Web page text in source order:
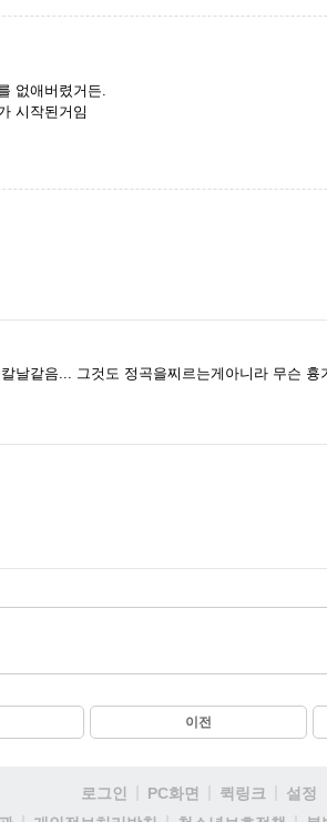
없애버렸거든.
시작된거임
날같음... 그것도 정곡을찌르는게아니라 무슨
이전
로그인 PC화면 퀵링크
설정